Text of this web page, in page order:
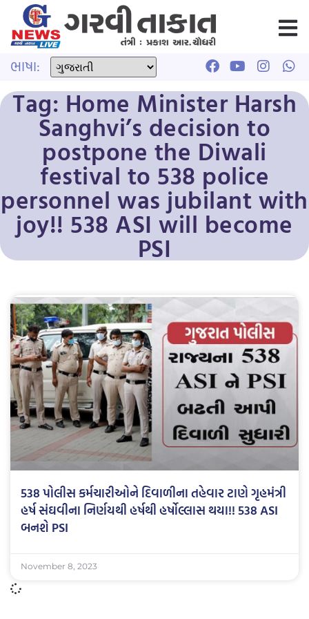
ભાષા:
Tag: Home Minister Harsh
Sanghvi’s decision to
postpone the Diwali
festival to 538 police
personnel was jubilant with
joy!! 538 ASI will become
PSI
538 પોલીસ કર્મચારીઓને દિવાળીના તહેવાર ટાણે ગૃહમંત્રી
હર્ષ સંઘવીના નિર્ણયથી હર્ષથી હર્ષોલ્લાસ થયા!! 538 ASI
બનશે PSI
November 8, 2023